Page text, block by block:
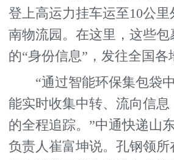
登上高运力挂车运至10公
南物流园。在这里，这些包
的“身份信息”，发往全国各
“通过智能环保集包袋中
能实时收集中转、流向信
的全程追踪。”中通快递山
负责人崔富坤说。孔钢领所